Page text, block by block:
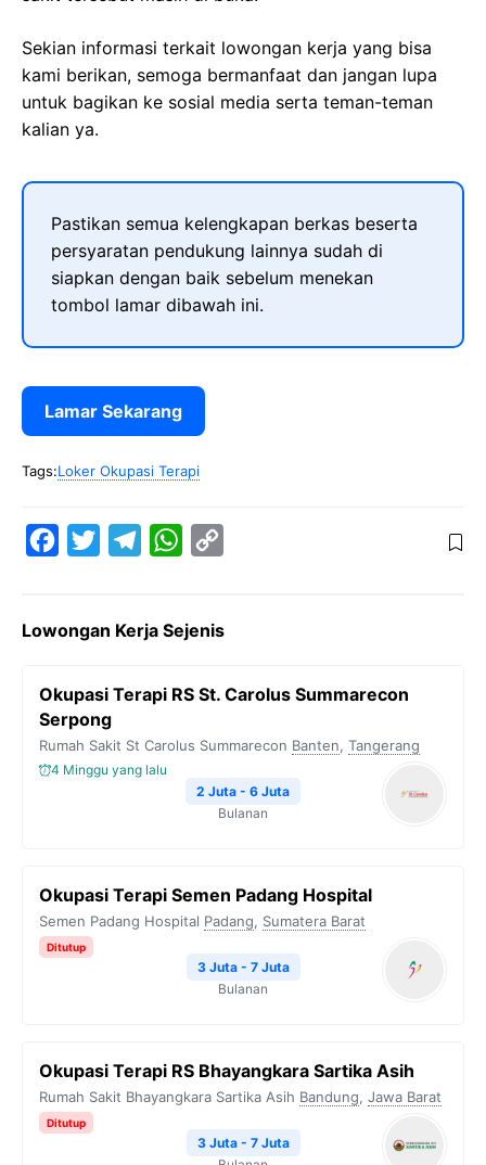
Sekian informasi terkait lowongan kerja yang bisa
kami berikan, semoga bermanfaat dan jangan lupa
untuk bagikan ke sosial media serta teman-teman
kalian ya.
Pastikan semua kelengkapan berkas beserta
persyaratan pendukung lainnya sudah di
siapkan dengan baik sebelum menekan
tombol lamar dibawah ini.
Lamar Sekarang
Tags:Loker Okupasi Terapi
e
o
k
t
e
r
e
r
a
m
W
t
A
y
i
Lowongan Kerja Sejenis
Okupasi Terapi RS St. Carolus Summarecon
Serpong
Rumah Sakit St Carolus Summarecon Banten, Tangerang
4 Minggu yang lalu
2 Juta - 6 Juta
Bulanan
Okupasi Terapi Semen Padang Hospital
Semen Padang Hospital Padang, Sumatera Barat
Ditutup
3 Juta - 7 Juta
Bulanan
Okupasi Terapi RS Bhayangkara Sartika Asih
Rumah Sakit Bhayangkara Sartika Asih Bandung, Jawa Barat
Ditutup
3 Juta - 7 Juta